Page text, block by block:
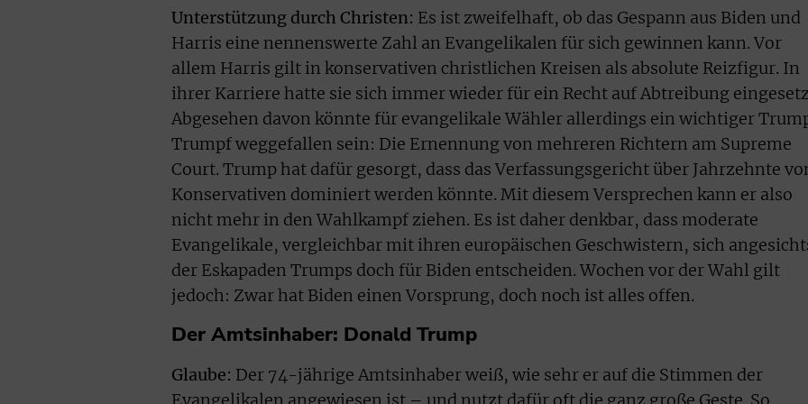
Unterstützung durch Christen: Es ist zweifelhaft, ob das Gespann aus Biden und
Harris eine nennenswerte Zahl an Evangelikalen für sich gewinnen kann. Vor
allem Harris gilt in konservativen christlichen Kreisen als absolute Reizfigur. In
ihrer Karriere hatte sie sich immer wieder für ein Recht auf Abtreibung
Abgesehen davon könnte für evangelikale Wähler allerdings ein wichtiger
Trumpf weggefallen sein: Die Ernennung von mehreren Richtern am Supreme
Court. Trump hat dafür gesorgt, dass das Verfassungsgericht über Jahrzehnte
Konservativen dominiert werden könnte. Mit diesem Versprechen kann er also
nicht mehr in den Wahlkampf ziehen. Es ist daher denkbar, dass moderate
Evangelikale, vergleichbar mit ihren europäischen Geschwistern, sich
der Eskapaden Trumps doch für Biden entscheiden. Wochen vor der Wahl gilt
jedoch: Zwar hat Biden einen Vorsprung, doch noch ist alles offen.
Der Amtsinhaber: Donald Trump
Glaube: Der 74-jährige Amtsinhaber weiß, wie sehr er auf die Stimmen der